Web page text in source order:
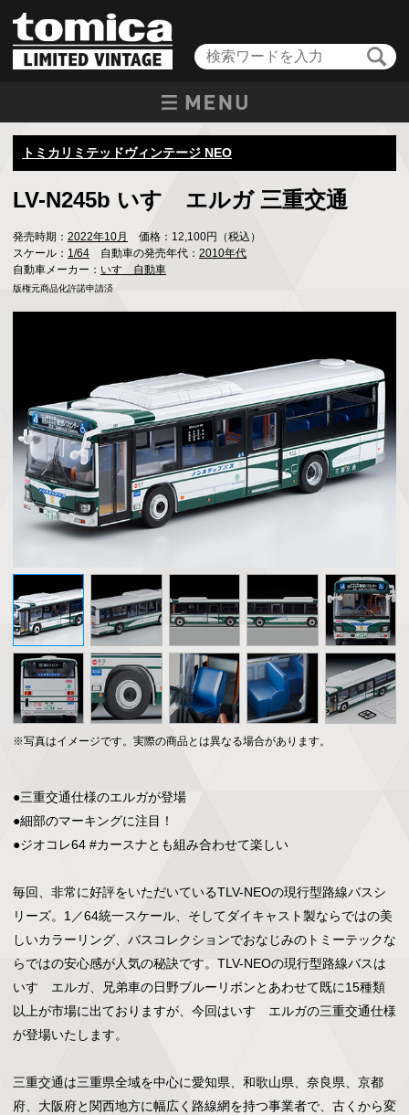
トミカリミテッドヴィンテージ NEO
LV-N245b いすゞエルガ 三重交通
発売時期： 2022年10月
価格：12,100円（税込）
スケール： 1/64 自動車の発売年代： 2010年代
自動車メーカー： いすゞ自動車
版権元商品化許諾申請済
※写真はイメージです。実際の商品とは異なる場合があります。
●三重交通仕様のエルガが登場
●細部のマーキングに注目！
●ジオコレ64 #カースナとも組み合わせて楽しい
毎回、非常に好評をいただいているTLV-NEOの現行型路線バスシ
リーズ。1／64統一スケール、そしてダイキャスト製ならではの美
しいカラーリング、バスコレクションでおなじみのトミーテックな
らではの安心感が人気の秘訣です。TLV-NEOの現行型路線バスは
いすゞエルガ、兄弟車の日野ブルーリボンとあわせて既に15種類
以上が市場に出ておりますが、今回はいすゞエルガの三重交通仕様
が登場いたします。
三重交通は三重県全域を中心に愛知県、和歌山県、奈良県、京都
府、大阪府と関西地方に幅広く路線網を持つ事業者で、古くから変